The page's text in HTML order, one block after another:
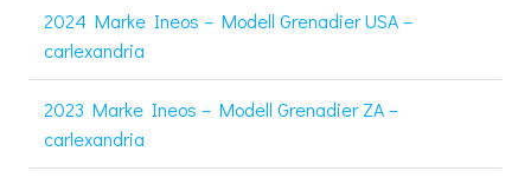
2024 Marke Ineos – Modell Grenadier USA –
carlexandria
2023 Marke Ineos – Modell Grenadier ZA –
carlexandria